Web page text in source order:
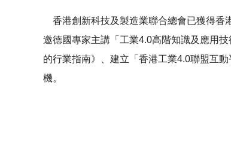
香港創新科技及製造業聯合總會已獲得香
邀德國專家主講「工業4.0高階知識及應用
的行業指南》、建立「香港工業4.0聯盟互
機。